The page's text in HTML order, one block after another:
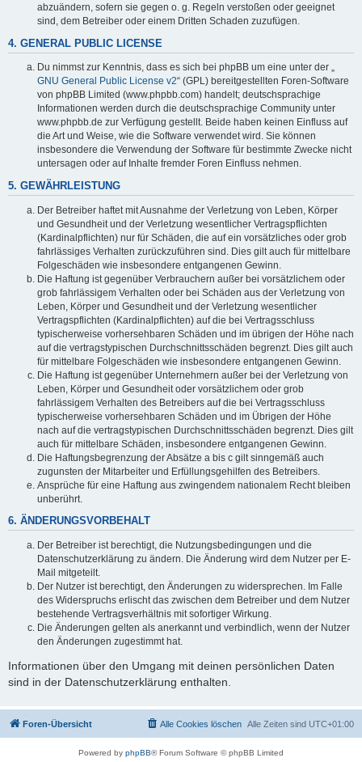
abzuändern, sofern sie gegen o. g. Regeln verstoßen oder geeignet
sind, dem Betreiber oder einem Dritten Schaden zuzufügen.
4. GENERAL PUBLIC LICENSE
Du nimmst zur Kenntnis, dass es sich bei phpBB um eine unter der „
GNU General Public License v2“ (GPL) bereitgestellten Foren-Software
von phpBB Limited (www.phpbb.com) handelt; deutschsprachige
Informationen werden durch die deutschsprachige Community unter
www.phpbb.de zur Verfügung gestellt. Beide haben keinen Einfluss auf
die Art und Weise, wie die Software verwendet wird. Sie können
insbesondere die Verwendung der Software für bestimmte Zwecke nicht
untersagen oder auf Inhalte fremder Foren Einfluss nehmen.
5. GEWÄHRLEISTUNG
Der Betreiber haftet mit Ausnahme der Verletzung von Leben, Körper
und Gesundheit und der Verletzung wesentlicher Vertragspflichten
(Kardinalpflichten) nur für Schäden, die auf ein vorsätzliches oder grob
fahrlässiges Verhalten zurückzuführen sind. Dies gilt auch für mittelbare
Folgeschäden wie insbesondere entgangenen Gewinn.
Die Haftung ist gegenüber Verbrauchern außer bei vorsätzlichem oder
grob fahrlässigem Verhalten oder bei Schäden aus der Verletzung von
Leben, Körper und Gesundheit und der Verletzung wesentlicher
Vertragspflichten (Kardinalpflichten) auf die bei Vertragsschluss
typischerweise vorhersehbaren Schäden und im übrigen der Höhe nach
auf die vertragstypischen Durchschnittsschäden begrenzt. Dies gilt auch
für mittelbare Folgeschäden wie insbesondere entgangenen Gewinn.
Die Haftung ist gegenüber Unternehmern außer bei der Verletzung von
Leben, Körper und Gesundheit oder vorsätzlichem oder grob
fahrlässigem Verhalten des Betreibers auf die bei Vertragsschluss
typischerweise vorhersehbaren Schäden und im Übrigen der Höhe
nach auf die vertragstypischen Durchschnittsschäden begrenzt. Dies gilt
auch für mittelbare Schäden, insbesondere entgangenen Gewinn.
Die Haftungsbegrenzung der Absätze a bis c gilt sinngemäß auch
zugunsten der Mitarbeiter und Erfüllungsgehilfen des Betreibers.
Ansprüche für eine Haftung aus zwingendem nationalem Recht bleiben
unberührt.
6. ÄNDERUNGSVORBEHALT
Der Betreiber ist berechtigt, die Nutzungsbedingungen und die
Datenschutzerklärung zu ändern. Die Änderung wird dem Nutzer per E-
Mail mitgeteilt.
Der Nutzer ist berechtigt, den Änderungen zu widersprechen. Im Falle
des Widerspruchs erlischt das zwischen dem Betreiber und dem Nutzer
bestehende Vertragsverhältnis mit sofortiger Wirkung.
Die Änderungen gelten als anerkannt und verbindlich, wenn der Nutzer
den Änderungen zugestimmt hat.
Informationen über den Umgang mit deinen persönlichen Daten
sind in der Datenschutzerklärung enthalten.
Foren-Übersicht Alle Zeiten sind UTC+01:00
Alle Cookies löschen
Powered by phpBB® Forum Software © phpBB Limited